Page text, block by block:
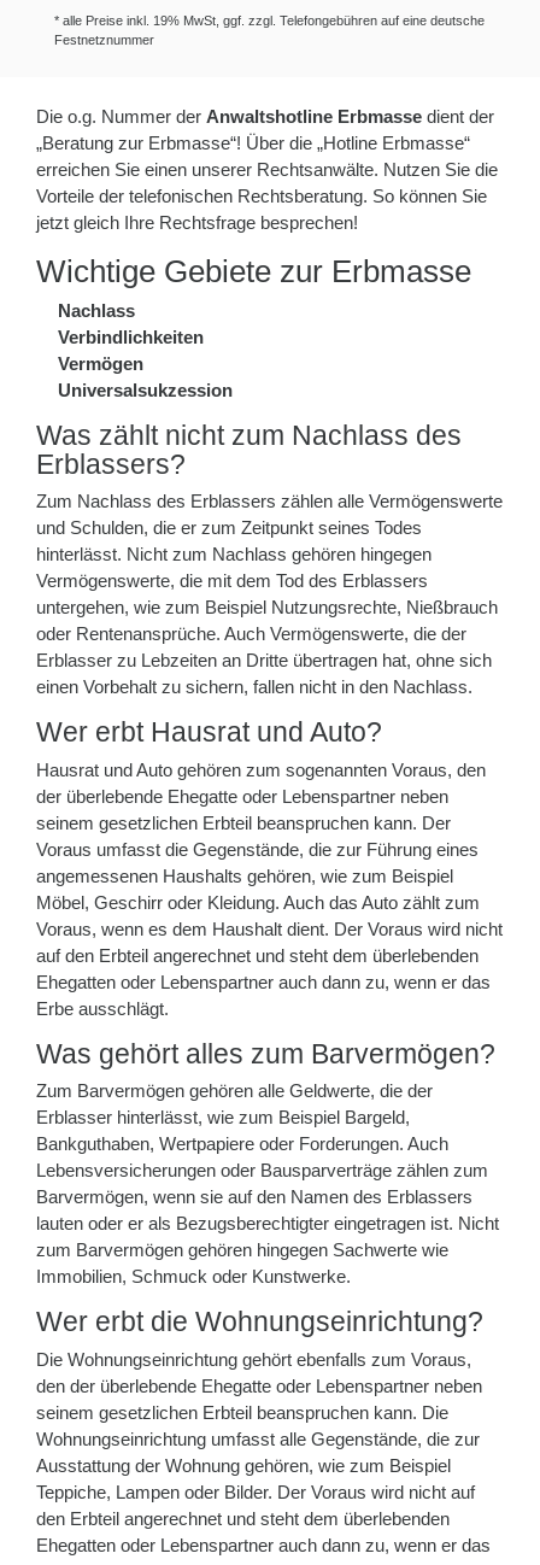
* alle Preise inkl. 19% MwSt, ggf. zzgl. Telefongebühren auf eine deutsche
Festnetznummer
Die o.g. Nummer der Anwaltshotline Erbmasse dient der
„Beratung zur Erbmasse“! Über die „Hotline Erbmasse“
erreichen Sie einen unserer Rechtsanwälte. Nutzen Sie die
Vorteile der telefonischen Rechtsberatung. So können Sie
jetzt gleich Ihre Rechtsfrage besprechen!
Wichtige Gebiete zur Erbmasse
Nachlass
Verbindlichkeiten
Vermögen
Universalsukzession
Was zählt nicht zum Nachlass des
Erblassers?
Zum Nachlass des Erblassers zählen alle Vermögenswerte
und Schulden, die er zum Zeitpunkt seines Todes
hinterlässt. Nicht zum Nachlass gehören hingegen
Vermögenswerte, die mit dem Tod des Erblassers
untergehen, wie zum Beispiel Nutzungsrechte, Nießbrauch
oder Rentenansprüche. Auch Vermögenswerte, die der
Erblasser zu Lebzeiten an Dritte übertragen hat, ohne sich
einen Vorbehalt zu sichern, fallen nicht in den Nachlass.
Wer erbt Hausrat und Auto?
Hausrat und Auto gehören zum sogenannten Voraus, den
der überlebende Ehegatte oder Lebenspartner neben
seinem gesetzlichen Erbteil beanspruchen kann. Der
Voraus umfasst die Gegenstände, die zur Führung eines
angemessenen Haushalts gehören, wie zum Beispiel
Möbel, Geschirr oder Kleidung. Auch das Auto zählt zum
Voraus, wenn es dem Haushalt dient. Der Voraus wird nicht
auf den Erbteil angerechnet und steht dem überlebenden
Ehegatten oder Lebenspartner auch dann zu, wenn er das
Erbe ausschlägt.
Was gehört alles zum Barvermögen?
Zum Barvermögen gehören alle Geldwerte, die der
Erblasser hinterlässt, wie zum Beispiel Bargeld,
Bankguthaben, Wertpapiere oder Forderungen. Auch
Lebensversicherungen oder Bausparverträge zählen zum
Barvermögen, wenn sie auf den Namen des Erblassers
lauten oder er als Bezugsberechtigter eingetragen ist. Nicht
zum Barvermögen gehören hingegen Sachwerte wie
Immobilien, Schmuck oder Kunstwerke.
Wer erbt die Wohnungseinrichtung?
Die Wohnungseinrichtung gehört ebenfalls zum Voraus,
den der überlebende Ehegatte oder Lebenspartner neben
seinem gesetzlichen Erbteil beanspruchen kann. Die
Wohnungseinrichtung umfasst alle Gegenstände, die zur
Ausstattung der Wohnung gehören, wie zum Beispiel
Teppiche, Lampen oder Bilder. Der Voraus wird nicht auf
den Erbteil angerechnet und steht dem überlebenden
Ehegatten oder Lebenspartner auch dann zu, wenn er das